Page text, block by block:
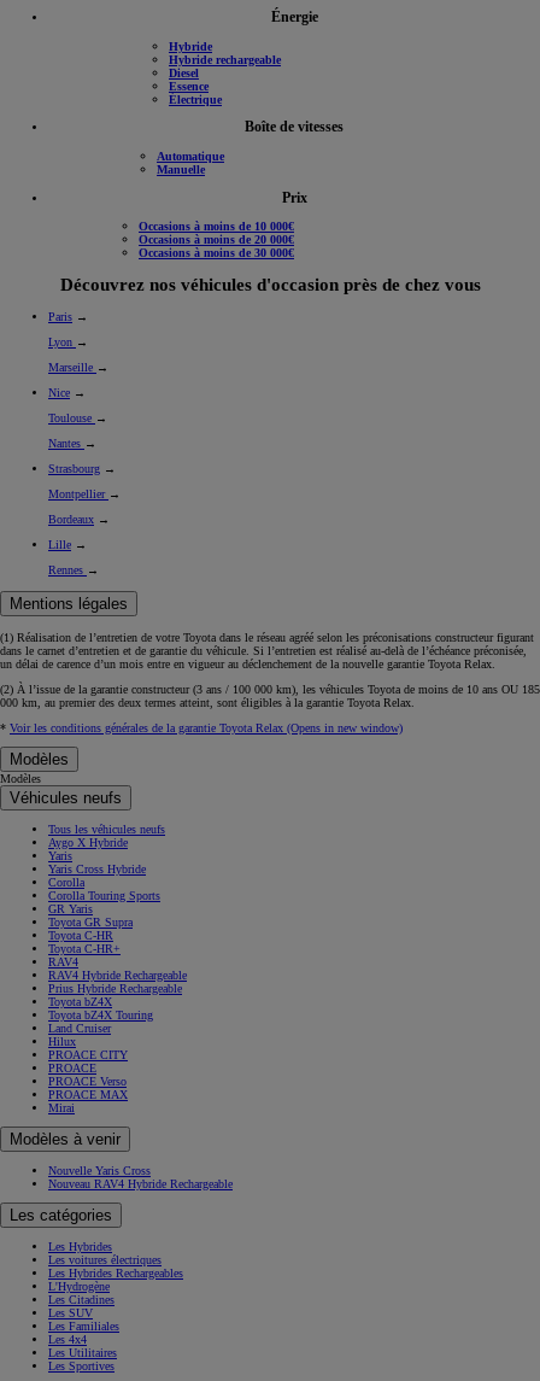
Énergie
Hybride
Hybride rechargeable
Diesel
Essence
Électrique
Boîte de vitesses
Automatique
Manuelle
Prix
Occasions à moins de 10 000€
Occasions à moins de 20 000€
Occasions à moins de 30 000€
Découvrez nos véhicules d'occasion près de chez vous
Paris →
Lyon →
Marseille →
Nice →
Toulouse →
Nantes →
Strasbourg →
Montpellier →
Bordeaux →
Lille →
Rennes →
Mentions légales
(1) Réalisation de l’entretien de votre Toyota dans le réseau agréé selon les préconisations constructeur figurant
dans le carnet d’entretien et de garantie du véhicule. Si l’entretien est réalisé au-delà de l’échéance préconisée,
un délai de carence d’un mois entre en vigueur au déclenchement de la nouvelle garantie Toyota Relax.
(2) À l’issue de la garantie constructeur (3 ans / 100 000 km), les véhicules Toyota de moins de 10 ans OU 185
000 km, au premier des deux termes atteint, sont éligibles à la garantie Toyota Relax.
* Voir les conditions générales de la garantie Toyota Relax (Opens in new window)
Modèles
Modèles
Véhicules neufs
Tous les véhicules neufs
Aygo X Hybride
Yaris
Yaris Cross Hybride
Corolla
Corolla Touring Sports
GR Yaris
Toyota GR Supra
Toyota C-HR
Toyota C-HR+
RAV4
RAV4 Hybride Rechargeable
Prius Hybride Rechargeable
Toyota bZ4X
Toyota bZ4X Touring
Land Cruiser
Hilux
PROACE CITY
PROACE
PROACE Verso
PROACE MAX
Mirai
Modèles à venir
Nouvelle Yaris Cross
Nouveau RAV4 Hybride Rechargeable
Les catégories
Les Hybrides
Les voitures électriques
Les Hybrides Rechargeables
L'Hydrogène
Les Citadines
Les SUV
Les Familiales
Les 4x4
Les Utilitaires
Les Sportives